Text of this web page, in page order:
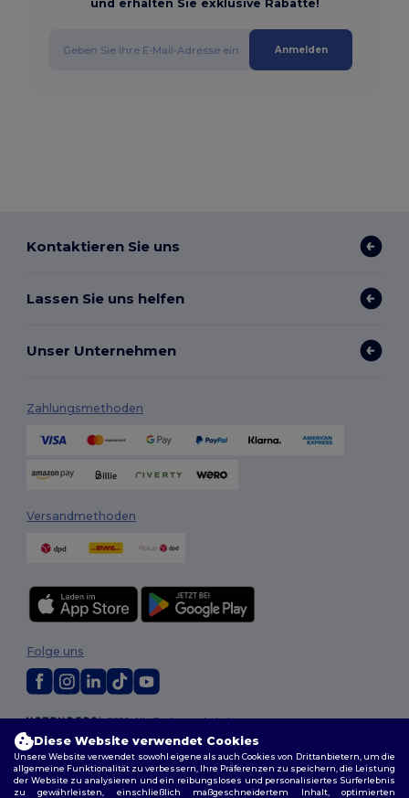
und erhalten Sie exklusive Rabatte!
Anmelden
Kontaktieren Sie uns
Lassen Sie uns helfen
Unser Unternehmen
Zahlungsmethoden
Versandmethoden
2026. Alle Rechte vorbehalten
Allgemeine Geschäftsbedingungen|Personalisierungsrichtlinien
Datenschutzbestimmungen | Cookie-Richtlinie | Site Map
Folge uns
Berlin|Hamburg München|Köln |Frankfurt | Essen| Dortmund |
Diese Website verwendet Cookies
Unsere Website verwendet sowohl eigene als auch Cookies von Drittanbietern, um die
allgemeine Funktionalität zu verbessern, Ihre Präferenzen zu speichern, die Leistung
der Website zu analysieren und ein reibungsloses und personalisiertes Surferlebnis
zu gewährleisten, einschließlich maßgeschneidertem Inhalt, optimierten